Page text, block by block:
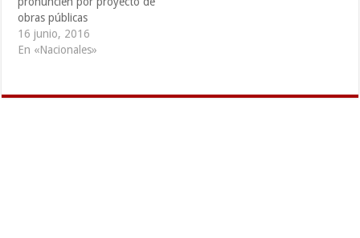
obras públicas
16 junio, 2016
En «Nacionales»